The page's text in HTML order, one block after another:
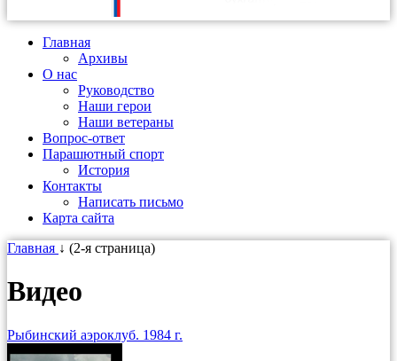
Главная
Архивы
О нас
Руководство
Наши герои
Наши ветераны
Вопрос-ответ
Парашютный спорт
История
Контакты
Написать письмо
Карта сайта
Главная ↓ (2-я страница)
Видео
Рыбинский аэроклуб. 1984 г.